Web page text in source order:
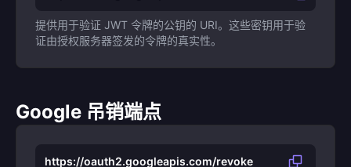
提供用于验证 JWT 令牌的公钥的 URI。这些密钥用于验
证由授权服务器签发的令牌的真实性。
Google 吊销端点
https://oauth2.googleapis.com/revoke